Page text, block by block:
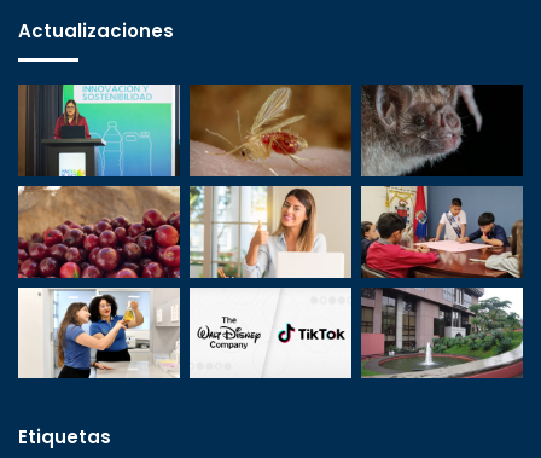
Actualizaciones
Etiquetas